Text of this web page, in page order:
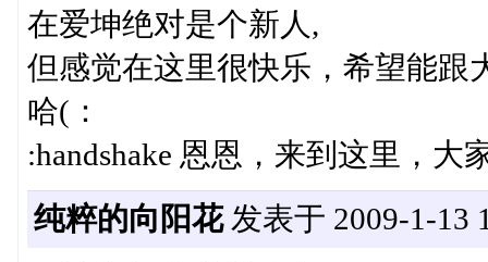
在爱坤绝对是个新人,
但感觉在这里很快乐，希望能跟
哈(：
:handshake 恩恩，来到这里，大
纯粹的向阳花发表于 2009-1-13